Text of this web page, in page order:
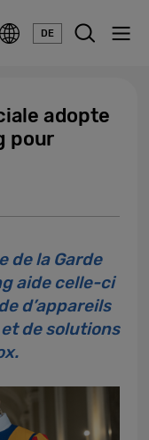
DE
adopte
pour
de la Garde
aide celle-ci
d’appareils
de solutions